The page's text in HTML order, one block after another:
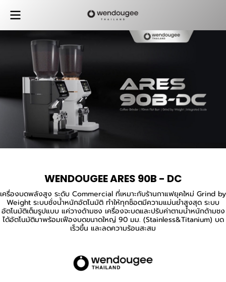
WENDOUGEE ARES 90B - DC
เครื่องบดพลังสูง ระดับ Commercial ที่เหมาะกับร้านกาแฟยุคใหม่ Grind by
Weight ระบบชั่งน้ำหนักอัตโนมัติ ทำให้ทุกช็อตมีความแม่นยำสูงสุด ระบบ
อัตโนมัติเต็มรูปแบบ แค่วางด้ามชง เครื่องจะบดและปรับค่าตามน้ำหนักด้ามชง
ได้อัตโนมัติมาพร้อมเฟืองบดขนาดใหญ่ 90 มม. (Stainless&Titanium) บด
เร็วขึ้น และลดความร้อนสะสม